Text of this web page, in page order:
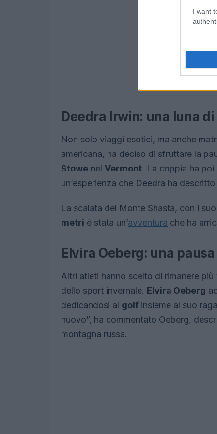
I want
Deedra Irwin: una luna
Non solo viaggi esotici, ma anche
americana, ha deciso di sfruttare la
Stowe nel Vermont. La coppia ha poi
un’esperienza che Deedra ha
La scalata del Monte Shasta, con i suoi
metri è stata un’avventura che ha
Elvira Oeberg: una
Altri atleti hanno scelto di rimanere
dello sport invernale. Elvira Oeberg
dedicandosi al golf insieme al suo
nuovo”, ha commentato Oeberg,
montagna russa.